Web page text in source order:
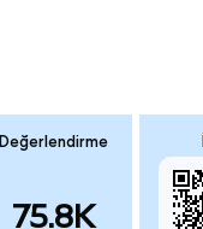
Değerlendirme
75.8K